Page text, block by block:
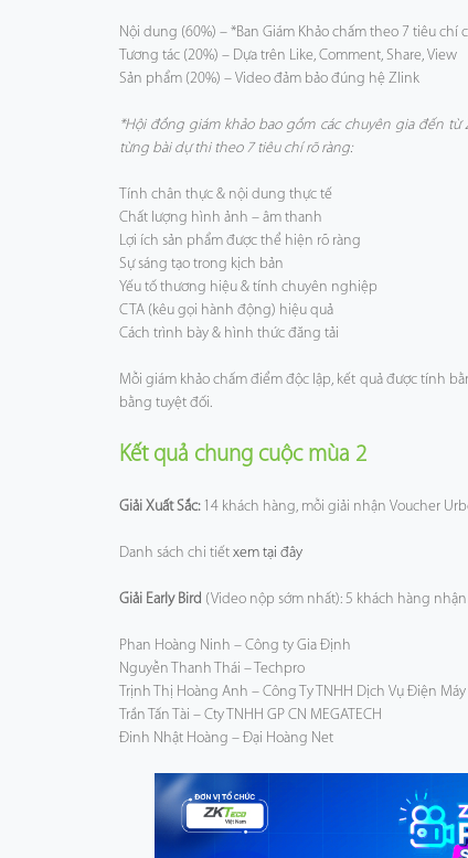
Nội dung (60%) – *Ban Giám Khảo chấm theo 7 tiêu chí
Tương tác (20%) – Dựa trên Like, Comment, Share, View
Sản phẩm (20%) – Video đảm bảo đúng hệ Zlink
*Hội đồng giám khảo bao gồm các chuyên gia đến từ
từng bài dự thi theo 7 tiêu chí rõ ràng:
Tính chân thực & nội dung thực tế
Chất lượng hình ảnh – âm thanh
Lợi ích sản phẩm được thể hiện rõ ràng
Sự sáng tạo trong kịch bản
Yếu tố thương hiệu & tính chuyên nghiệp
CTA (kêu gọi hành động) hiệu quả
Cách trình bày & hình thức đăng tải
Mỗi giám khảo chấm điểm độc lập, kết quả được tính
bằng tuyệt đối.
Kết quả chung cuộc mùa 2
Giải Xuất Sắc:14 khách hàng, mỗi giải nhận Voucher
Danh sách chi tiết xem tại đây
Giải Early Bird (Video nộp sớm nhất): 5 khách hàng nhận
Phan Hoàng Ninh – Công ty Gia Định
Nguyễn Thanh Thái – Techpro
Trịnh Thị Hoàng Anh – Công Ty TNHH Dịch Vụ Điện
Trần Tấn Tài – Cty TNHH GP CN MEGATECH
Đinh Nhật Hoàng – Đại Hoàng Net